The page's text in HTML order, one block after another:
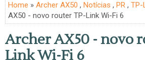
Home » Archer AX50 , Notícias , PR , TP-
AX50 - novo router TP-Link Wi-Fi 6
Archer AX50 - novo
Link Wi-Fi 6